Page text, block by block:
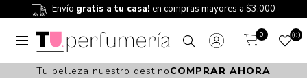
Envío gratis a tu casa! en compras mayores a $3.000
0 0
Tu belleza nuestro destinoCOMPRAR AHORA